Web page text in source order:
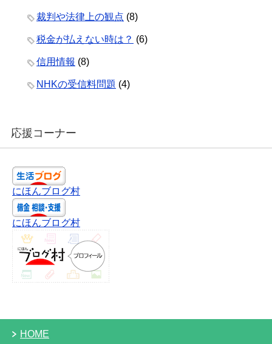
裁判や法律上の観点 (8)
税金が払えない時は？ (6)
信用情報 (8)
NHKの受信料問題 (4)
応援コーナー
にほんブログ村
にほんブログ村
HOME